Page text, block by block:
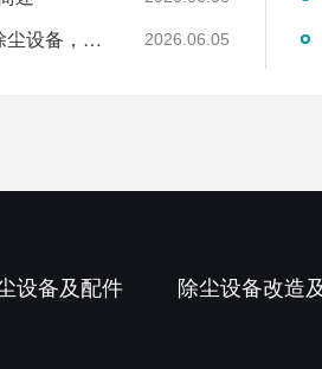
2026年6月布袋除尘器制造企业：专业脉冲除尘设备，覆盖全品类工业领域 2026.06.05
设备及配件 除尘设备改造